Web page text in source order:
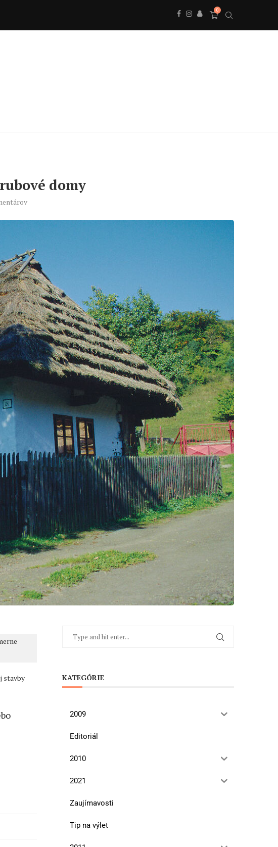
0
domy
stavby
KATEGÓRIE
2009
Editoriál
2010
2021
Zaujímavosti
Tip na výlet